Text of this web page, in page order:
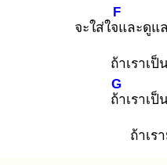
จะใส่ใจแ
F
ละดูแ
ถ้าเราเ
ถ้า
G
เราเ
ถ้าเร